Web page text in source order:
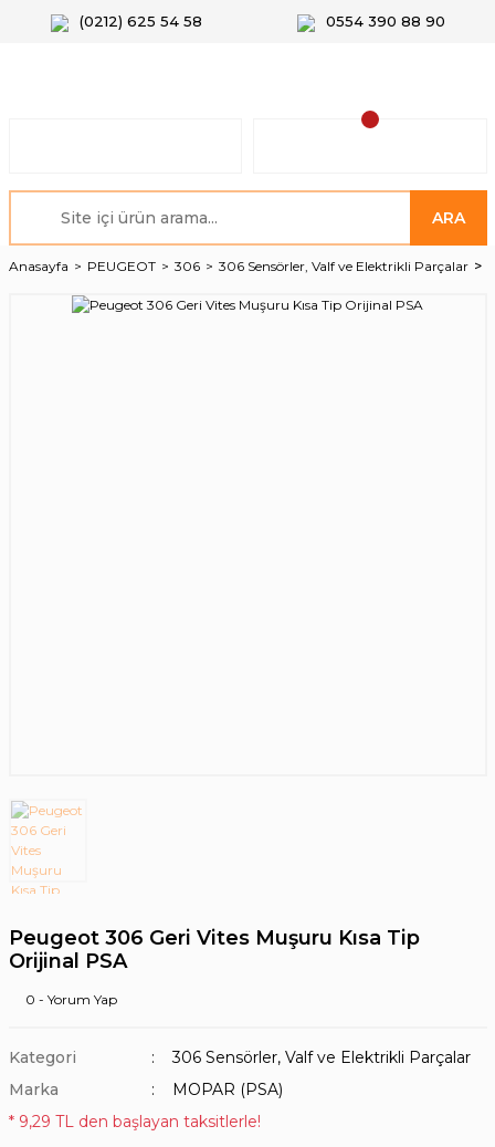
(0212) 625 54 58 0554 390 88 90
ARA
Anasayfa PEUGEOT 306 306 Sensörler, Valf ve Elektrikli Parçalar
Peugeot 306 Geri Vites Muşuru Kısa Tip
Orijinal PSA
0 - Yorum Yap
Kategori
306 Sensörler, Valf ve Elektrikli Parçalar
Marka
MOPAR (PSA)
* 9,29 TL den başlayan taksitlerle!